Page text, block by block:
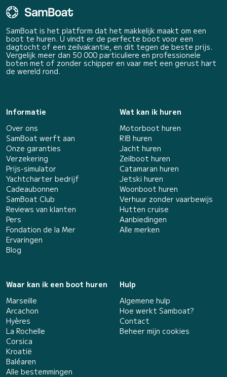
SamBoat is het platform dat het makkelijk maakt om een
boot te huren. U vindt er de perfecte boot voor een
dagtocht of een zeilvakantie, en dit tegen de beste prijs.
Vergelijk meer dan 50 000 particuliere en professionele
boten met of zonder schipper en vaar met een gerust hart
de wereld rond.
Informatie
Over ons
SamBoat werft aan
Onze garanties
Verzekering
Prijs-simulator
Yachtcharter bedrijf
Cadeaubonnen
SamBoat Club
Reviews van klanten
Pers
Fondation de la Mer
Ervaringen
Blog
Wat kan ik huren
Motorboot huren
RIB huren
Jacht huren
Zeilboot huren
Catamaran huren
Jetski huren
Woonboot huren
Verhuur zonder vaarbewijs
Hutten cruise
Aanbiedingen
Alle merken
Waar kan ik een boot huren
Marseille
Arcachon
Hyères
La Rochelle
Corsica
Kroatië
Baléaren
Alle bestemmingen
Hulp
Algemene hulp
Hoe werkt Samboat?
Contact
Beheer mijn cookies